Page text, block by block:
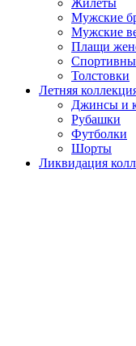
Мужские
Мужские
Плащи
Толстовки
Летняя
Джинсы и
Рубашки
Футболки
Шорты
Ликвидация